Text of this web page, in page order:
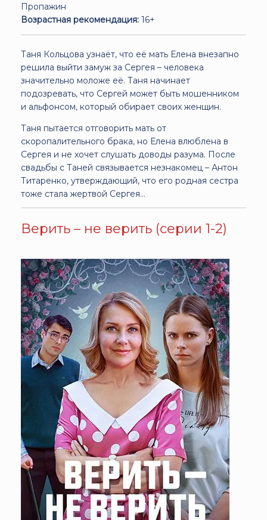
Пропажин
Возрастная рекомендация: 16+
Таня Кольцова узнаёт, что её мать Елена внезапно
решила выйти замуж за Сергея – человека
значительно моложе её. Таня начинает
подозревать, что Сергей может быть мошенником
и альфонсом, который обирает своих женщин.
Таня пытается отговорить мать от
скоропалительного брака, но Елена влюблена в
Сергея и не хочет слушать доводы разума. После
свадьбы с Таней связывается незнакомец – Антон
Титаренко, утверждающий, что его родная сестра
тоже стала жертвой Сергея…
Верить – не верить (серии 1-2)